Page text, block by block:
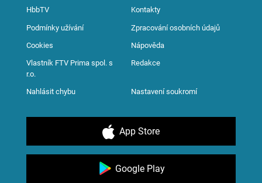
HbbTV Kontakty
Podmínky užívání Zpracování osobních údajů
Cookies Nápověda
Vlastník FTV Prima spol. s
r.o.
Redakce
Nahlásit chybu Nastavení soukromí
App Store
Google Play